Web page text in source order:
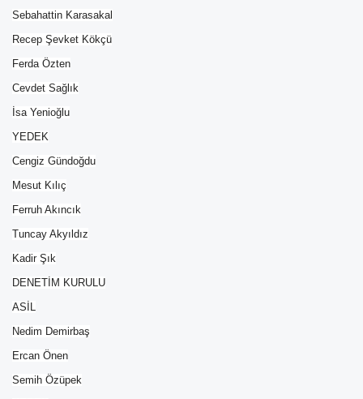
Sebahattin Karasakal
Recep Şevket Kökçü
Ferda Özten
Cevdet Sağlık
İsa Yenioğlu
YEDEK
Cengiz Gündoğdu
Mesut Kılıç
Ferruh Akıncık
Tuncay Akyıldız
Kadir Şık
DENETİM KURULU
ASİL
Nedim Demirbaş
Ercan Önen
Semih Özüpek